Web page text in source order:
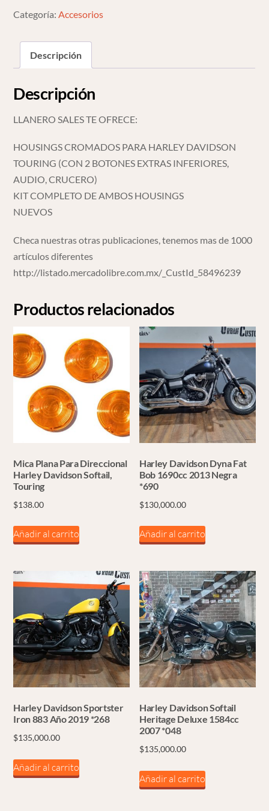
2
Aux
cantidad
Categoría: Accesorios
Descripción
Descripción
LLANERO SALES TE OFRECE:
HOUSINGS CROMADOS PARA HARLEY DAVIDSON
TOURING (CON 2 BOTONES EXTRAS INFERIORES,
AUDIO, CRUCERO)
KIT COMPLETO DE AMBOS HOUSINGS
NUEVOS
Checa nuestras otras publicaciones, tenemos mas de 1000
artículos diferentes
http://listado.mercadolibre.com.mx/_CustId_58496239
Productos relacionados
Mica Plana Para Direccional
Harley Davidson Softail,
Touring
$138.00
Añadir al carrito
Harley Davidson Dyna Fat
Bob 1690cc 2013 Negra
*690
$130,000.00
Añadir al carrito
Harley Davidson Sportster
Iron 883 Año 2019 *268
$135,000.00
Añadir al carrito
Harley Davidson Softail
Heritage Deluxe 1584cc
2007 *048
$135,000.00
Añadir al carrito